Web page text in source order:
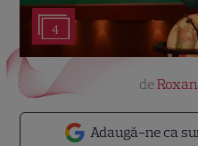
4
Adaugă-ne ca
de